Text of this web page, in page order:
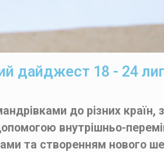
дайджест 18 - 24
до різних країн,
внутрішньо-
та створенням нового